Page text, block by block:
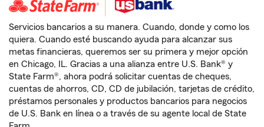
Servicios bancarios a su manera. Cuando, donde y como los
quiera. Cuando esté buscando ayuda para alcanzar sus
metas financieras, queremos ser su primera y mejor opción
en Chicago, IL. Gracias a una alianza entre U.S. Bank® y
State Farm®, ahora podrá solicitar cuentas de cheques,
cuentas de ahorros, CD, CD de jubilación, tarjetas de crédito,
préstamos personales y productos bancarios para negocios
de U.S. Bank en línea o a través de su agente local de State